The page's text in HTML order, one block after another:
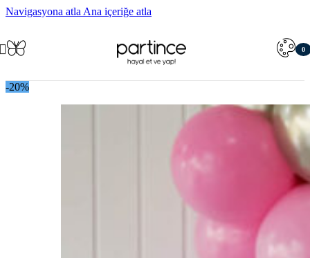
Navigasyona atla Ana içeriğe atla
0
-20%